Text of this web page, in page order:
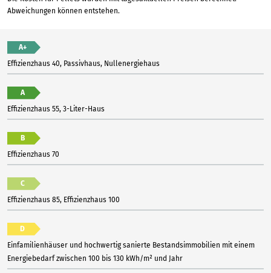
Abweichungen können entstehen.
A+
Effizienzhaus 40, Passivhaus, Nullenergiehaus
A
Effizienzhaus 55, 3-Liter-Haus
B
Effizienzhaus 70
C
Effizienzhaus 85, Effizienzhaus 100
D
Einfamilienhäuser und hochwertig sanierte Bestandsimmobilien mit einem
Energiebedarf zwischen 100 bis 130 kWh/m² und Jahr